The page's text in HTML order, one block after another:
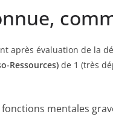
après évaluation de la
Ressources) de 1 (très
mentales